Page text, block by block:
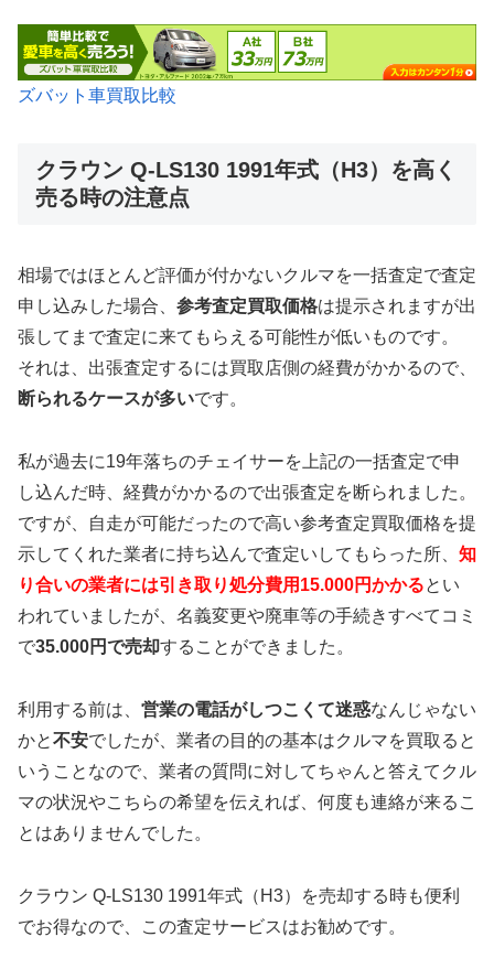
ズバット車買取比較
クラウン Q-LS130 1991年式（H3）を高く
売る時の注意点
相場ではほとんど評価が付かないクルマを一括査定で査定
申し込みした場合、 参考査定買取価格は提示されますが出
張してまで査定に来てもらえる可能性が低いものです。
それは、出張査定するには買取店側の経費がかかるので、
断られるケースが多いです。
私が過去に19年落ちのチェイサーを上記の一括査定で申
し込んだ時、経費がかかるので出張査定を断られました。
ですが、自走が可能だったので高い参考査定買取価格を提
示してくれた業者に持ち込んで査定いしてもらった所、 知
り合いの業者には引き取り処分費用15.000円かかるとい
われていましたが、名義変更や廃車等の手続きすべてコミ
で35.000円で売却することができました。
利用する前は、 営業の電話がしつこくて迷惑なんじゃない
かと不安でしたが、業者の目的の基本はクルマを買取ると
いうことなので、業者の質問に対してちゃんと答えてクル
マの状況やこちらの希望を伝えれば、何度も連絡が来るこ
とはありませんでした。
クラウン Q-LS130 1991年式（H3）を売却する時も便利
でお得なので、この査定サービスはお勧めです。